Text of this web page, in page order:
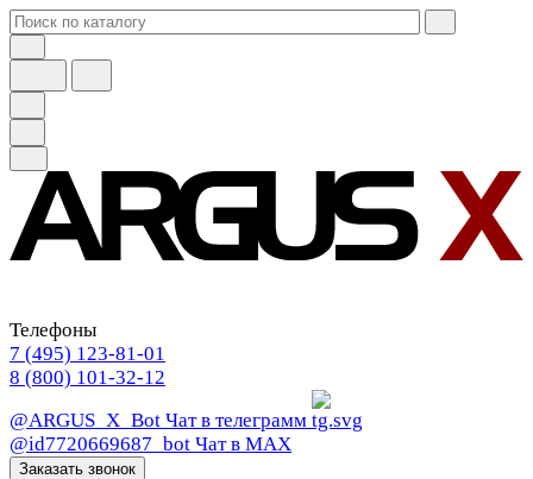
Телефоны
7 (495) 123-81-01
8 (800) 101-32-12
@ARGUS_X_Bot Чат в телеграмм
@id7720669687_bot Чат в МАХ
Заказать звонок